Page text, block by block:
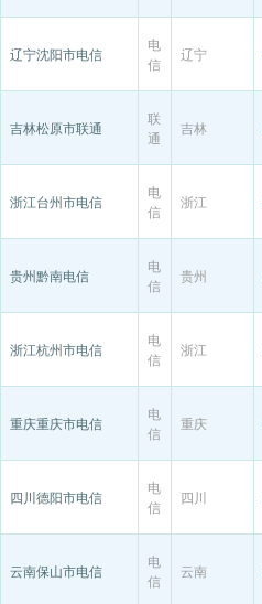
辽宁沈阳市电信
电
信
辽宁
吉林松原市联通
联
通
吉林
浙江台州市电信
电
信
浙江
贵州黔南电信
电
信
贵州
浙江杭州市电信
电
信
浙江
重庆重庆市电信
电
信
重庆
四川德阳市电信
电
信
四川
云南保山市电信
电
信
云南